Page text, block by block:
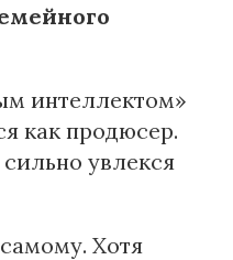
интеллектом»
как продюсер.
увлекся
Хотя